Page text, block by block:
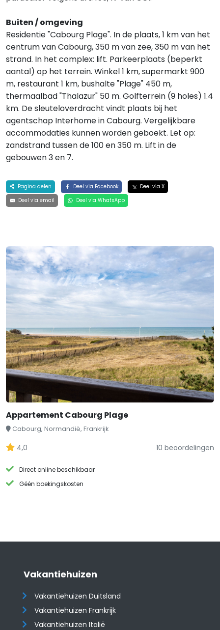
Buiten / omgeving
Residentie "Cabourg Plage". In de plaats, 1 km van het
centrum van Cabourg, 350 m van zee, 350 m van het
strand. In het complex: lift. Parkeerplaats (beperkt
aantal) op het terrein. Winkel 1 km, supermarkt 900
m, restaurant 1 km, bushalte "Plage" 450 m,
thermaalbad "Thalazur" 50 m. Golfterrein (9 holes) 1.4
km. De sleuteloverdracht vindt plaats bij het
agentschap Interhome in Cabourg. Vergelijkbare
accommodaties kunnen worden geboekt. Let op:
zandstrand tussen de 100 en 350 m. Lift in de
gebouwen 3 en 7.
Pagina delen Deel via Facebook
Deel via X
Deel via email
Deel via WhatsApp
Appartement Cabourg Plage
Cabourg, Normandië, Frankrijk
4,0 10 beoordelingen
Direct online beschikbaar
Géén boekingskosten
Vakantiehuizen
Vakantiehuizen Duitsland
Vakantiehuizen Frankrijk
Vakantiehuizen Italië